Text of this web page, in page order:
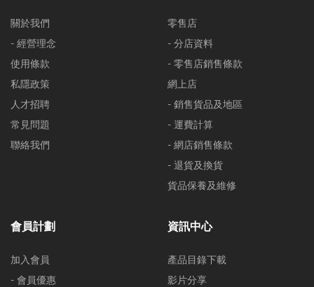
關於我們
- 經營理念
使用條款
私隱政策
人才招聘
常見問題
聯絡我們
零售店
- 分店資料
- 零售店銷售條款
網上店
- 銷售貨品及地區
- 運費計算
- 網店銷售條款
- 退貨及換貨
貨品保養及維修
會員計劃
加入會員
- 會員優惠
資訊中心
產品目錄下載
影片分享